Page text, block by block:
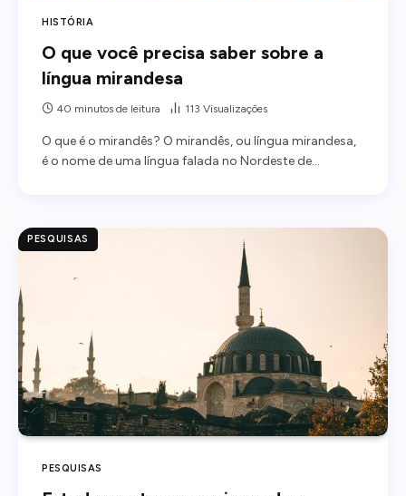
HISTÓRIA
O que você precisa saber sobre a
língua mirandesa
40 minutos de leitura 113 Visualizações
O que é o mirandês? O mirandês, ou língua mirandesa,
é o nome de uma língua falada no Nordeste de…
PESQUISAS
PESQUISAS